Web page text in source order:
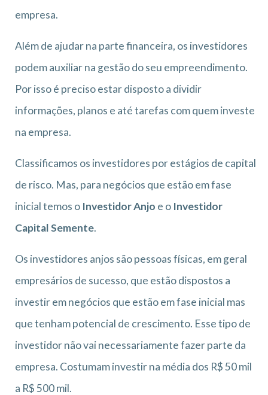
empresa.
Além de ajudar na parte financeira, os investidores
podem auxiliar na gestão do seu empreendimento.
Por isso é preciso estar disposto a dividir
informações, planos e até tarefas com quem investe
na empresa.
Classificamos os investidores por estágios de capital
de risco. Mas, para negócios que estão em fase
inicial temos o Investidor Anjo e o Investidor
Capital Semente.
Os investidores anjos são pessoas físicas, em geral
empresários de sucesso, que estão dispostos a
investir em negócios que estão em fase inicial mas
que tenham potencial de crescimento. Esse tipo de
investidor não vai necessariamente fazer parte da
empresa. Costumam investir na média dos R$ 50 mil
a R$ 500 mil.